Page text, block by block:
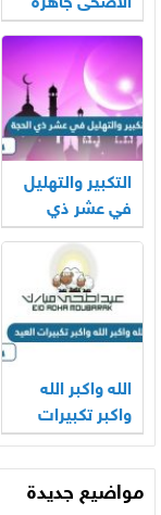
2026
التكبير والتهليل
في عشر ذي
الحجة mp3
الله واكبر الله
واكبر تكبيرات
العيد بالصوت
2026
مواضيع جديدة